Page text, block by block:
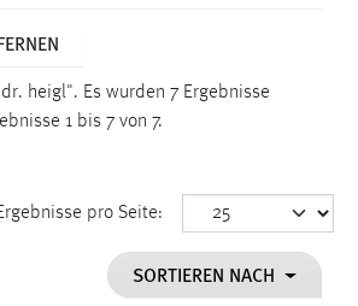
heigl". Es wurden 7 Ergebnisse
1 bis 7 von 7.
pro Seite:
SORTIEREN NACH
speichert die ausgewählten Einverständnis-